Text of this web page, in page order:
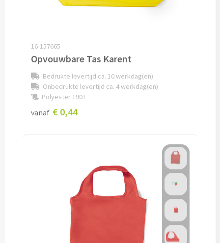
Bagageriemen bedrukken
Bagagelabels bedrukken
Koffersloten bedrukken
Reisstekkers & Reisladers bedrukken
Nekkussentjes & Zitkussens bedrukken
Oogmaskers bedrukken
16-157665
Opvouwbare Tas Karent
Bedrukte levertijd ca. 10 werkdag(en)
Onbedrukte levertijd ca. 4 werkdag(en)
Polyester 190T
vanaf € 0,44